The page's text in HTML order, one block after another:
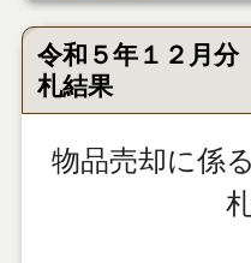
令和５年１２月
札結果
物品売却に係